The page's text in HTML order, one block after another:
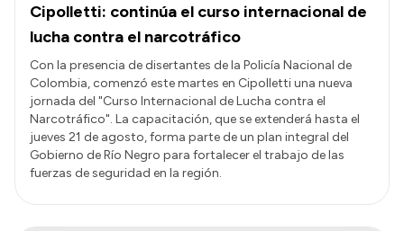
Convocatorias
Intranet
Login
Cipolletti: continúa el curso internacional de
lucha contra el narcotráfico
Con la presencia de disertantes de la Policía Nacional de
Colombia, comenzó este martes en Cipolletti una nueva
jornada del "Curso Internacional de Lucha contra el
Narcotráfico". La capacitación, que se extenderá hasta el
jueves 21 de agosto, forma parte de un plan integral del
Gobierno de Río Negro para fortalecer el trabajo de las
fuerzas de seguridad en la región.